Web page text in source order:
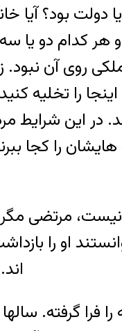
دولت بود؟
خریدند و هر
ملکی روی آن
را تخلیه
در این
را کجا
مرتضی مگر چه
او را
گرفته.